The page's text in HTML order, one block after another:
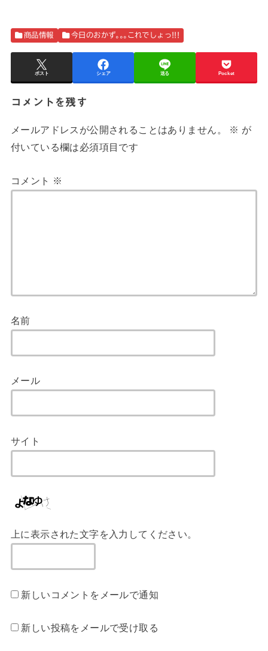
商品情報 今日のおかず｡｡｡これでしょっ!!!
ポスト シェア 送る Pocket
コメントを残す
メールアドレスが公開されることはありません。 ※ が
付いている欄は必須項目です
コメント ※
名前
メール
サイト
上に表示された文字を入力してください。
新しいコメントをメールで通知
新しい投稿をメールで受け取る